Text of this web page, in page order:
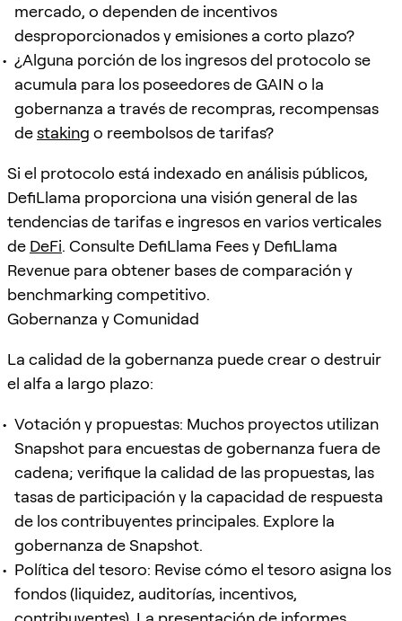
mercado, o dependen de incentivos
desproporcionados y emisiones a corto plazo?
¿Alguna porción de los ingresos del protocolo se
acumula para los poseedores de GAIN o la
gobernanza a través de recompras, recompensas
destaking o reembolsos de tarifas?
Si el protocolo está indexado en análisis públicos,
DefiLlama proporciona una visión general de las
tendencias de tarifas e ingresos en varios verticales
de DeFi. Consulte DefiLlama Fees y DefiLlama
Revenue para obtener bases de comparación y
benchmarking competitivo.
Gobernanza y Comunidad
La calidad de la gobernanza puede crear o destruir
el alfa a largo plazo:
Votación y propuestas: Muchos proyectos utilizan
Snapshot para encuestas de gobernanza fuera de
cadena; verifique la calidad de las propuestas, las
tasas de participación y la capacidad de respuesta
de los contribuyentes principales. Explore la
gobernanza de Snapshot.
Política del tesoro: Revise cómo el tesoro asigna los
fondos (liquidez, auditorías, incentivos,